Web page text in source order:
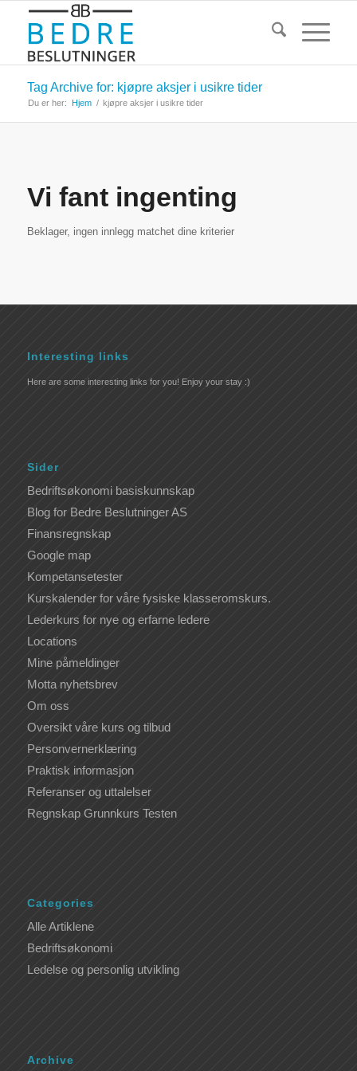
Tag Archive for: kjøpre aksjer i usikre tider
Du er her: Hjem / kjøpre aksjer i usikre tider
Vi fant ingenting
Beklager, ingen innlegg matchet dine kriterier
Interesting links
Here are some interesting links for you! Enjoy your stay :)
Sider
Bedriftsøkonomi basiskunnskap
Blog for Bedre Beslutninger AS
Finansregnskap
Google map
Kompetansetester
Kurskalender for våre fysiske klasseromskurs.
Lederkurs for nye og erfarne ledere
Locations
Mine påmeldinger
Motta nyhetsbrev
Om oss
Oversikt våre kurs og tilbud
Personvernerklæring
Praktisk informasjon
Referanser og uttalelser
Regnskap Grunnkurs Testen
Categories
Alle Artiklene
Bedriftsøkonomi
Ledelse og personlig utvikling
Archive